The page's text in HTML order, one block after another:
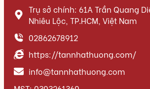
Trụ sở chính: 61A Trần Quang
Nhiêu Lộc, TP.HCM, Việt Nam
02862678912
https://tannhathuong.com/
info@tannhathuong.com